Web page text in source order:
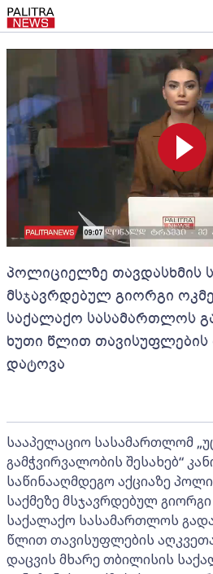
პოლიციელზე თავდასხმის
მსჯავრდებულ გიორგი
საქალაქო სასამართლოს
ხუთი წლით თავისუფლების
დატოვა
სააპელაციო სასამართლომ
გამჭვირვალობის შესახებ“
საწინააღმდეგო აქციაზე
საქმეზე მსჯავრდებულ
საქალაქო სასამართლოს
წლით თავისუფლების
დაცვის მხარე თბილისის